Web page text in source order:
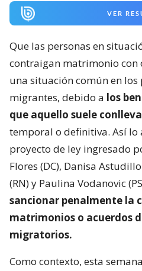
VER
Que las personas en
contraigan matrimonio con
una situación común en
migrantes, debido a los
que aquello suele
temporal o definitiva. Así lo
proyecto de ley ingresado
Flores (DC), Danisa
(RN) y Paulina Vodanovic
sancionar penalmente la
matrimonios o acuerdos
migratorios.
Como contexto, esta